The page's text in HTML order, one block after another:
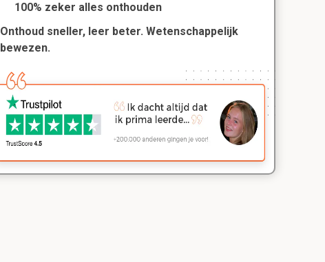
100% zeker alles onthouden
Onthoud sneller, leer beter. Wetenschappelijk
bewezen.